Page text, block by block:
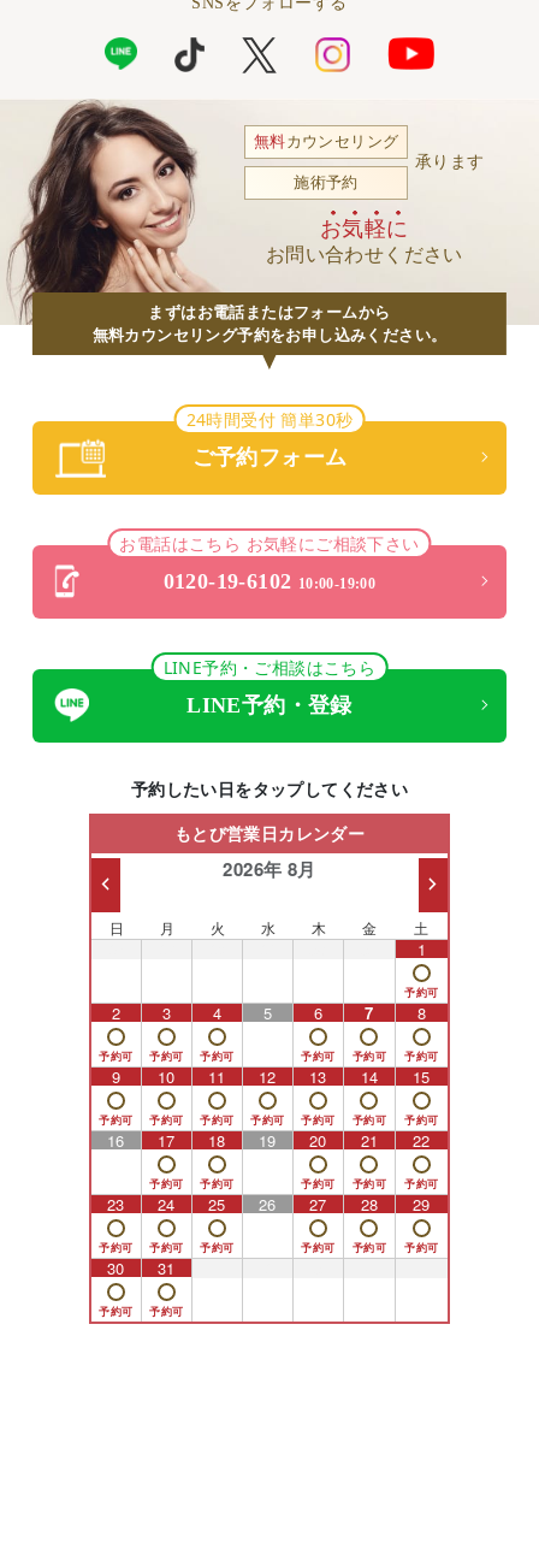
無料カウンセリング
施術予約
承ります
お気軽に
お問い合わせください
まずはお電話またはフォームから
無料カウンセリング予約をお申し込みください。
24時間受付 簡単30秒
ご予約フォーム
お電話はこちら お気軽にご相談下さい
0120-19-6102 10:00-19:00
LINE予約・ご相談はこちら
LINE予約・登録
予約したい日をタップしてください
もとび営業日カレンダー
2026年 8月
日 月 火 水 木 金 土
1
2 3 4 5 6 7 8
9 10 11 12 13 14 15
16 17 18 19 20 21 22
23 24 25 26 27 28 29
30 31